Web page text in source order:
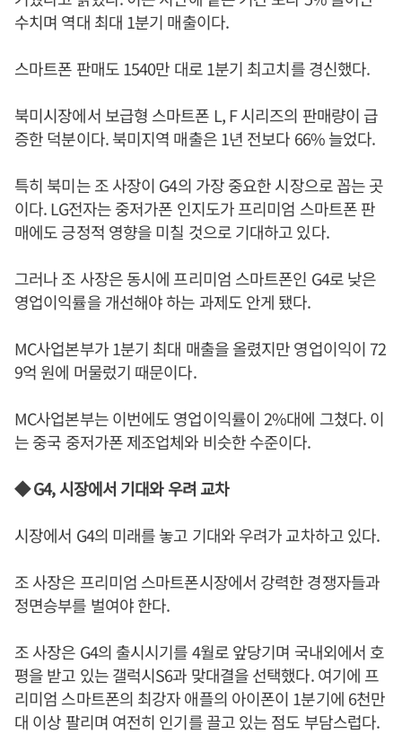
수치며 역대 최대 1분기 매출이다.
스마트폰 판매도 1540만 대로 1분기 최고치를 경신했다.
북미시장에서 보급형 스마트폰 L, F 시리즈의 판매량이 급
증한 덕분이다. 북미지역 매출은 1년 전보다 66% 늘었다.
특히 북미는 조 사장이 G4의 가장 중요한 시장으로 꼽는 곳
이다. LG전자는 중저가폰 인지도가 프리미엄 스마트폰 판
매에도 긍정적 영향을 미칠 것으로 기대하고 있다.
그러나 조 사장은 동시에 프리미엄 스마트폰인 G4로 낮은
영업이익률을 개선해야 하는 과제도 안게 됐다.
MC사업본부가 1분기 최대 매출을 올렸지만 영업이익이 72
9억 원에 머물렀기 때문이다.
MC사업본부는 이번에도 영업이익률이 2%대에 그쳤다. 이
는 중국 중저가폰 제조업체와 비슷한 수준이다.
◆ G4, 시장에서 기대와 우려 교차
시장에서 G4의 미래를 놓고 기대와 우려가 교차하고 있다.
조 사장은 프리미엄 스마트폰시장에서 강력한 경쟁자들과
정면승부를 벌여야 한다.
조 사장은 G4의 출시시기를 4월로 앞당기며 국내외에서 호
평을 받고 있는 갤럭시S6과 맞대결을 선택했다. 여기에 프
리미엄 스마트폰의 최강자 애플의 아이폰이 1분기에 6천만
대 이상 팔리며 여전히 인기를 끌고 있는 점도 부담스럽다.